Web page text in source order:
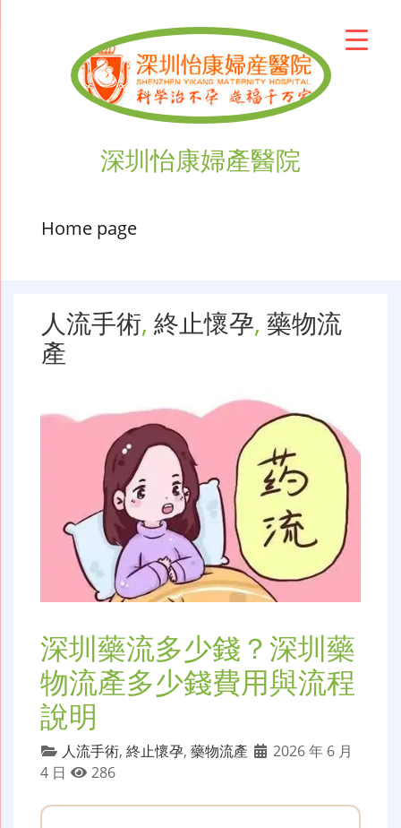
深圳怡康婦產醫院
Home page
人流手術, 終止懷孕, 藥物流
產
深圳藥流多少錢？深圳藥
物流產多少錢費用與流程
說明
人流手術, 終止懷孕, 藥物流產
2026 年 6 月
4 日
286